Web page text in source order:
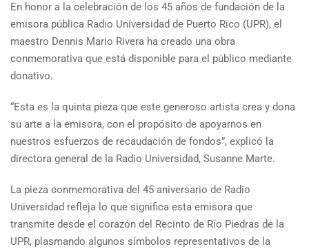
En honor a la celebración de los 45 años de fundación de la
emisora pública Radio Universidad de Puerto Rico (UPR), el
maestro Dennis Mario Rivera ha creado una obra
conmemorativa que está disponible para el público mediante
donativo.
“Esta es la quinta pieza que este generoso artista crea y dona
su arte a la emisora, con el propósito de apoyarnos en
nuestros esfuerzos de recaudación de fondos”, explicó la
directora general de la Radio Universidad, Susanne Marte.
La pieza conmemorativa del 45 aniversario de Radio
Universidad refleja lo que significa esta emisora que
transmite desde el corazón del Recinto de Río Piedras de la
UPR, plasmando algunos símbolos representativos de la